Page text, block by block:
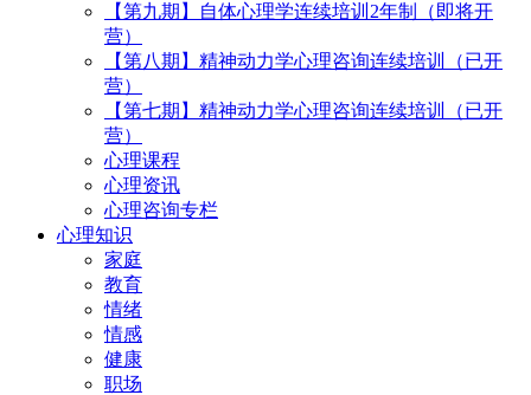
【第九期】自体心理学连续培训2年制（即将开
营）
【第八期】精神动力学心理咨询连续培训（已开
营）
【第七期】精神动力学心理咨询连续培训（已开
营）
心理课程
心理资讯
心理咨询专栏
心理知识
家庭
教育
情绪
情感
健康
职场